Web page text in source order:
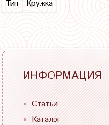
Тип Кружка
ИНФОРМАЦИЯ
Статьи
Каталог